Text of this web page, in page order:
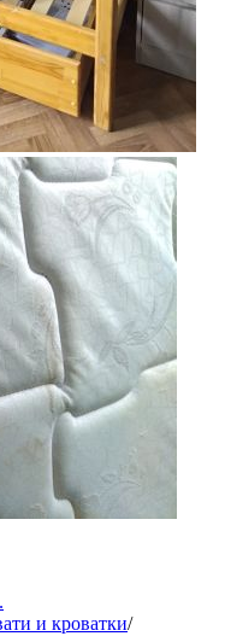
и кроватки/